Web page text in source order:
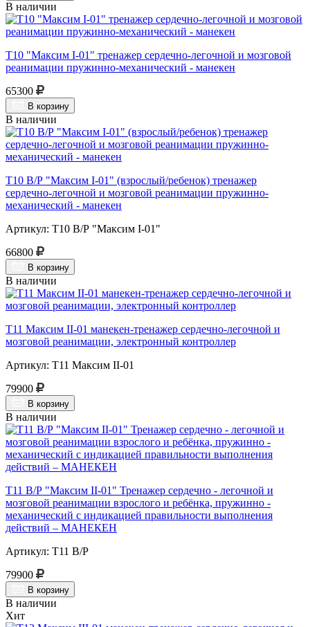
В наличии
Т10 "Максим I-01" тренажер сердечно-легочной и мозговой
реанимации пружинно-механический - манекен
65300
В корзину
В наличии
Т10 В/Р "Максим I-01" (взрослый/ребенок) тренажер
сердечно-легочной и мозговой реанимации пружинно-
механический - манекен
Артикул: Т10 В/Р "Максим I-01"
66800
В корзину
В наличии
Т11 Максим II-01 манекен-тренажер сердечно-легочной и
мозговой реанимации, электронный контроллер
Артикул: Т11 Максим II-01
79900
В корзину
В наличии
Т11 В/Р "Максим II-01" Тренажер сердечно - легочной и
мозговой реанимации взрослого и ребёнка, пружинно -
механический с индикацией правильности выполнения
действий – МАНЕКЕН
Артикул: Т11 В/Р
79900
В корзину
В наличии
Хит